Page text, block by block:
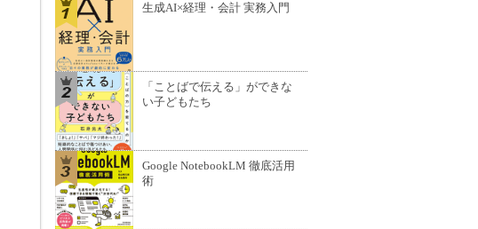
生成AI×経理・会計 実務入門
「ことばで伝える」ができな
い子どもたち
Google NotebookLM 徹底活用
術